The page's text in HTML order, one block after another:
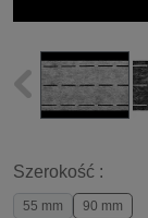
Szerokość :
55 mm 90 mm